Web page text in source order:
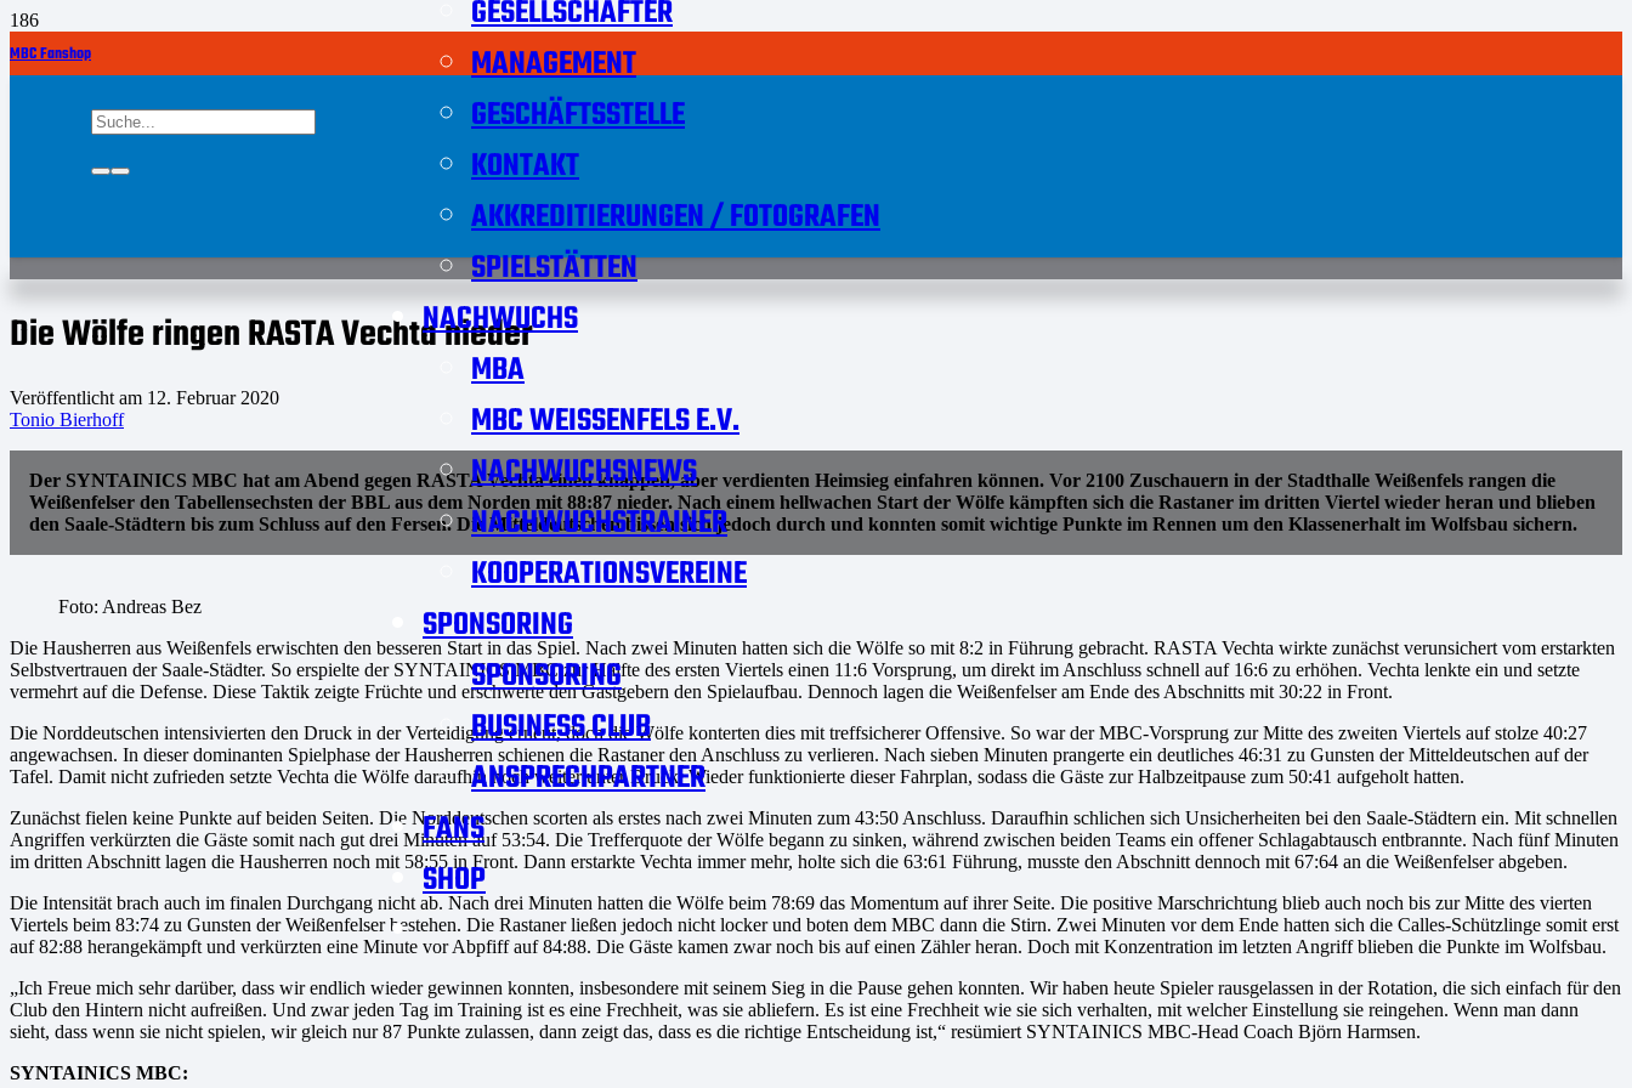
MBC Fanshop
GESELLSCHAFTER
MANAGEMENT
GESCHÄFTSSTELLE
KONTAKT
AKKREDITIERUNGEN / FOTOGRAFEN
SPIELSTÄTTEN
NACHWUCHS
MBA
MBC WEISSENFELS E.V.
NACHWUCHSNEWS
NACHWUCHSTRAINER
KOOPERATIONSVEREINE
SPONSORING
SPONSORING
BUSINESS CLUB
ANSPRECHPARTNER
FANS
SHOP
Die Wölfe ringen RASTA Vechta nieder
Veröffentlicht am 12. Februar 2020
Tonio Bierhoff
Der SYNTAINICS MBC hat am Abend gegen RASTA Vechta einen knappen, aber verdienten Heimsieg einfahren können. Vor 2100 Zuschauern in der Stadthalle Weißenfels rangen die
Weißenfelser den Tabellensechsten der BBL aus dem Norden mit 88:87 nieder. Nach einem hellwachen Start der Wölfe kämpften sich die Rastaner im dritten Viertel wieder heran und blieben
den Saale-Städtern bis zum Schluss auf den Fersen. Die Mitteldeutschen bissen sich jedoch durch und konnten somit wichtige Punkte im Rennen um den Klassenerhalt im Wolfsbau sichern.
Foto: Andreas Bez
Die Hausherren aus Weißenfels erwischten den besseren Start in das Spiel. Nach zwei Minuten hatten sich die Wölfe so mit 8:2 in Führung gebracht. RASTA Vechta wirkte zunächst verunsichert vom erstarkten
Selbstvertrauen der Saale-Städter. So erspielte der SYNTAINICS MBC zur Hälfte des ersten Viertels einen 11:6 Vorsprung, um direkt im Anschluss schnell auf 16:6 zu erhöhen. Vechta lenkte ein und setzte
vermehrt auf die Defense. Diese Taktik zeigte Früchte und erschwerte den Gastgebern den Spielaufbau. Dennoch lagen die Weißenfelser am Ende des Abschnitts mit 30:22 in Front.
Die Norddeutschen intensivierten den Druck in der Verteidigung erneut, doch die Wölfe konterten dies mit treffsicherer Offensive. So war der MBC-Vorsprung zur Mitte des zweiten Viertels auf stolze 40:27
angewachsen. In dieser dominanten Spielphase der Hausherren schienen die Rastaner den Anschluss zu verlieren. Nach sieben Minuten prangerte ein deutliches 46:31 zu Gunsten der Mitteldeutschen auf der
Tafel. Damit nicht zufrieden setzte Vechta die Wölfe daraufhin noch weiter unter Druck. Wieder funktionierte dieser Fahrplan, sodass die Gäste zur Halbzeitpause zum 50:41 aufgeholt hatten.
Zunächst fielen keine Punkte auf beiden Seiten. Die Norddeutschen scorten als erstes nach zwei Minuten zum 43:50 Anschluss. Daraufhin schlichen sich Unsicherheiten bei den Saale-Städtern ein. Mit schnellen
Angriffen verkürzten die Gäste somit nach gut drei Minuten auf 53:54. Die Trefferquote der Wölfe begann zu sinken, während zwischen beiden Teams ein offener Schlagabtausch entbrannte. Nach fünf Minuten
im dritten Abschnitt lagen die Hausherren noch mit 58:55 in Front. Dann erstarkte Vechta immer mehr, holte sich die 63:61 Führung, musste den Abschnitt dennoch mit 67:64 an die Weißenfelser abgeben.
Die Intensität brach auch im finalen Durchgang nicht ab. Nach drei Minuten hatten die Wölfe beim 78:69 das Momentum auf ihrer Seite. Die positive Marschrichtung blieb auch noch bis zur Mitte des vierten
Viertels beim 83:74 zu Gunsten der Weißenfelser bestehen. Die Rastaner ließen jedoch nicht locker und boten dem MBC dann die Stirn. Zwei Minuten vor dem Ende hatten sich die Calles-Schützlinge somit erst
auf 82:88 herangekämpft und verkürzten eine Minute vor Abpfiff auf 84:88. Die Gäste kamen zwar noch bis auf einen Zähler heran. Doch mit Konzentration im letzten Angriff blieben die Punkte im Wolfsbau.
„Ich Freue mich sehr darüber, dass wir endlich wieder gewinnen konnten, insbesondere mit seinem Sieg in die Pause gehen konnten. Wir haben heute Spieler rausgelassen in der Rotation, die sich einfach für den
Club den Hintern nicht aufreißen. Und zwar jeden Tag im Training ist es eine Frechheit, was sie abliefern. Es ist eine Frechheit wie sie sich verhalten, mit welcher Einstellung sie reingehen. Wenn man dann
sieht, dass wenn sie nicht spielen, wir gleich nur 87 Punkte zulassen, dann zeigt das, dass es die richtige Entscheidung ist,“ resümiert SYNTAINICS MBC-Head Coach Björn Harmsen.
SYNTAINICS MBC: